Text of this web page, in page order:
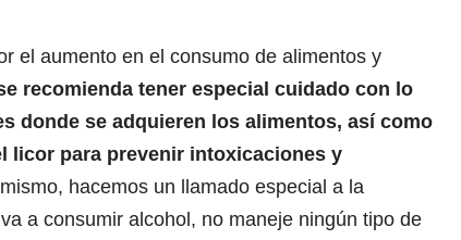
el aumento en el consumo de alimentos y
recomienda tener especial cuidado con lo
donde se adquieren los alimentos, así como
licor para prevenir intoxicaciones y
hacemos un llamado especial a la
a consumir alcohol, no maneje ningún tipo de